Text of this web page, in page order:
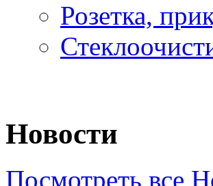
Розетка,
Новости
Посмотреть все